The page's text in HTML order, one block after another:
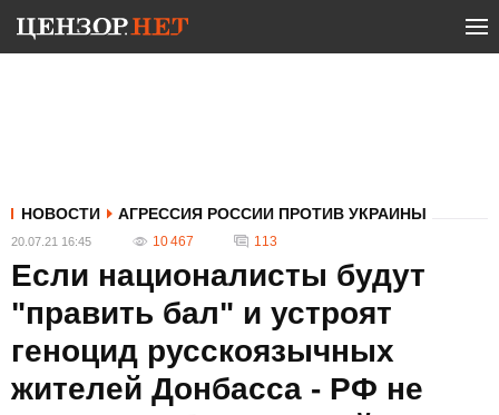
НОВОСТИ АГРЕССИЯ РОССИИ ПРОТИВ УКРАИНЫ
20.07.21 16:45 10 467 113
Если националисты будут
"править бал" и устроят
геноцид русскоязычных
жителей Донбасса - РФ не